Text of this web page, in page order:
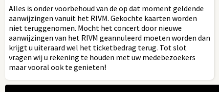
Alles is onder voorbehoud van de op dat moment geldende
aanwijzingen vanuit het RIVM. Gekochte kaarten worden
niet teruggenomen. Mocht het concert door nieuwe
aanwijzingen van het RIVM geannuleerd moeten worden dan
krijgt u uiteraard wel het ticketbedrag terug. Tot slot
vragen wij u rekening te houden met uw medebezoekers
maar vooral ook te genieten!